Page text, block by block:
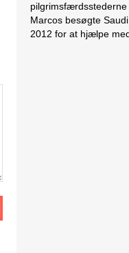
pilgrimsfærdsstederne
Marcos besøgte
2012 for at hjælpe